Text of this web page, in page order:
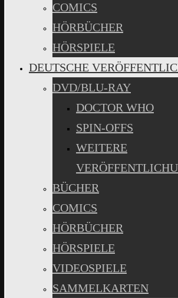
COMICS
HÖRBÜCHER
HÖRSPIELE
DEUTSCHE
DVD/BLU-RAY
DOCTOR WHO
SPIN-OFFS
WEITERE
BÜCHER
COMICS
HÖRBÜCHER
HÖRSPIELE
VIDEOSPIELE
SAMMELKARTEN